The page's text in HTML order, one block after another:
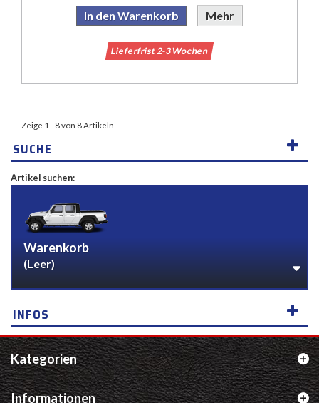
In den Warenkorb Mehr
Lieferfrist 2-3 Wochen
Zeige 1 - 8 von 8 Artikeln
SUCHE
Artikel suchen:
Warenkorb
(Leer)
INFOS
Kategorien
Informationen